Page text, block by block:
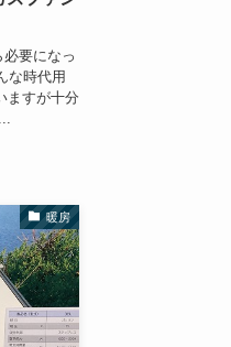
要になっ
な時代用
ますが十分
暖房